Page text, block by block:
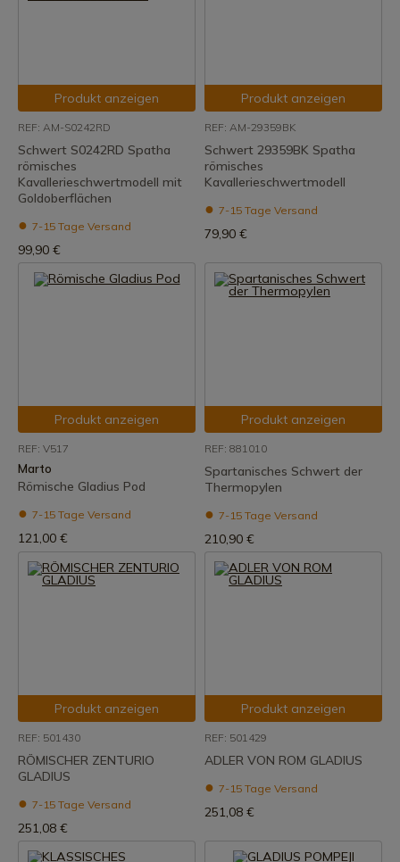
Produkt anzeigen
REF: AM-S0242RD
Schwert S0242RD Spatha
römisches
Kavallerieschwertmodell mit
Goldoberflächen
7-15 Tage Versand
99,90 €
Produkt anzeigen
REF: AM-29359BK
Schwert 29359BK Spatha
römisches
Kavallerieschwertmodell
7-15 Tage Versand
79,90 €
Produkt anzeigen
REF: V517
Marto
Römische Gladius Pod
7-15 Tage Versand
121,00 €
Produkt anzeigen
REF: 881010
Spartanisches Schwert der
Thermopylen
7-15 Tage Versand
210,90 €
Produkt anzeigen
REF: 501430
RÖMISCHER ZENTURIO
GLADIUS
7-15 Tage Versand
251,08 €
Produkt anzeigen
REF: 501429
ADLER VON ROM GLADIUS
7-15 Tage Versand
251,08 €